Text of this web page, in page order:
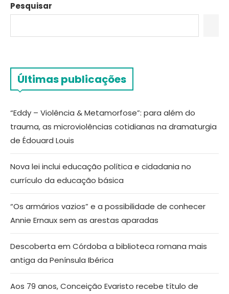
Pesquisar
Últimas publicações
“Eddy – Violência & Metamorfose”: para além do
trauma, as microviolências cotidianas na dramaturgia
de Édouard Louis
Nova lei inclui educação política e cidadania no
currículo da educação básica
“Os armários vazios” e a possibilidade de conhecer
Annie Ernaux sem as arestas aparadas
Descoberta em Córdoba a biblioteca romana mais
antiga da Península Ibérica
Aos 79 anos, Conceição Evaristo recebe título de